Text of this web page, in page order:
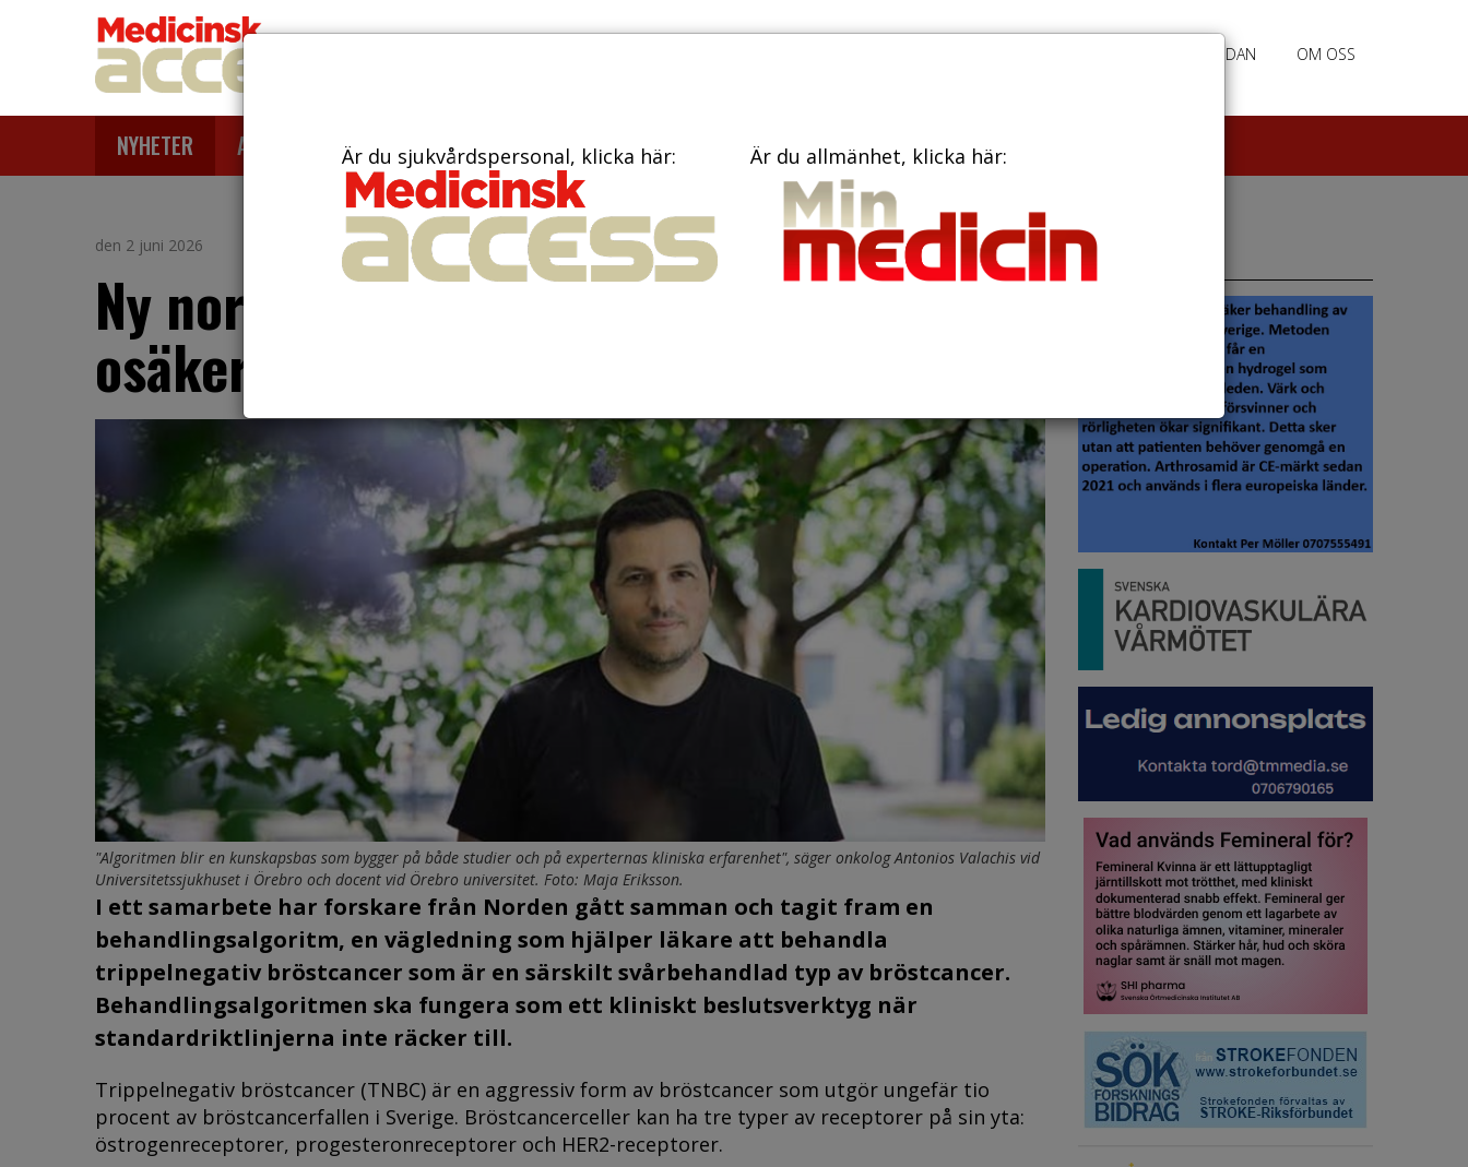
ANNONSERING HEMSIDAN OM OSS
NYHETER ARTIKLAR AKTUELLT TIDNINGAR BÖCKER KONTAKT
den 2 juni 2026
Ny nordisk vägledning minskar
osäkerheten vid aggressiv bröstcancer
"Algoritmen blir en kunskapsbas som bygger på både studier och på experternas kliniska erfarenhet", säger onkolog Antonios Valachis vid
Universitetssjukhuset i Örebro och docent vid Örebro universitet. Foto: Maja Eriksson.
I ett samarbete har forskare från Norden gått samman och tagit fram en
behandlingsalgoritm, en vägledning som hjälper läkare att behandla
trippelnegativ bröstcancer som är en särskilt svårbehandlad typ av bröstcancer.
Behandlingsalgoritmen ska fungera som ett kliniskt beslutsverktyg när
standardriktlinjerna inte räcker till.
Trippelnegativ bröstcancer (TNBC) är en aggressiv form av bröstcancer som utgör ungefär tio
procent av bröstcancerfallen i Sverige. Bröstcancerceller kan ha tre typer av receptorer på sin yta:
östrogenreceptorer, progesteronreceptorer och HER2-receptorer.
Annonser
Är du sjukvårdspersonal, klicka här: Är du allmänhet, klicka här: